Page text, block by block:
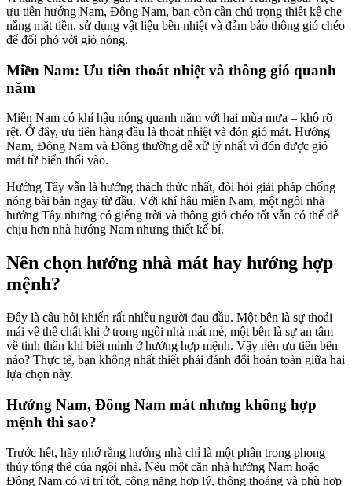
ưu tiên hướng Nam, Đông Nam, bạn còn cần chú trọng thiết kế che
nắng mặt tiền, sử dụng vật liệu bền nhiệt và đảm bảo thông gió chéo
để đối phó với gió nóng.
Miền Nam: Ưu tiên thoát nhiệt và thông gió quanh
năm
Miền Nam có khí hậu nóng quanh năm với hai mùa mưa – khô rõ
rệt. Ở đây, ưu tiên hàng đầu là thoát nhiệt và đón gió mát. Hướng
Nam, Đông Nam và Đông thường dễ xử lý nhất vì đón được gió
mát từ biển thổi vào.
Hướng Tây vẫn là hướng thách thức nhất, đòi hỏi giải pháp chống
nóng bài bản ngay từ đầu. Với khí hậu miền Nam, một ngôi nhà
hướng Tây nhưng có giếng trời và thông gió chéo tốt vẫn có thể dễ
chịu hơn nhà hướng Nam nhưng thiết kế bí.
Nên chọn hướng nhà mát hay hướng hợp
mệnh?
Đây là câu hỏi khiến rất nhiều người đau đầu. Một bên là sự thoải
mái về thể chất khi ở trong ngôi nhà mát mẻ, một bên là sự an tâm
về tinh thần khi biết mình ở hướng hợp mệnh. Vậy nên ưu tiên bên
nào? Thực tế, bạn không nhất thiết phải đánh đổi hoàn toàn giữa hai
lựa chọn này.
Hướng Nam, Đông Nam mát nhưng không hợp
mệnh thì sao?
Trước hết, hãy nhớ rằng hướng nhà chỉ là một phần trong phong
thủy tổng thể của ngôi nhà. Nếu một căn nhà hướng Nam hoặc
Đông Nam có vị trí tốt, công năng hợp lý, thông thoáng và phù hợp